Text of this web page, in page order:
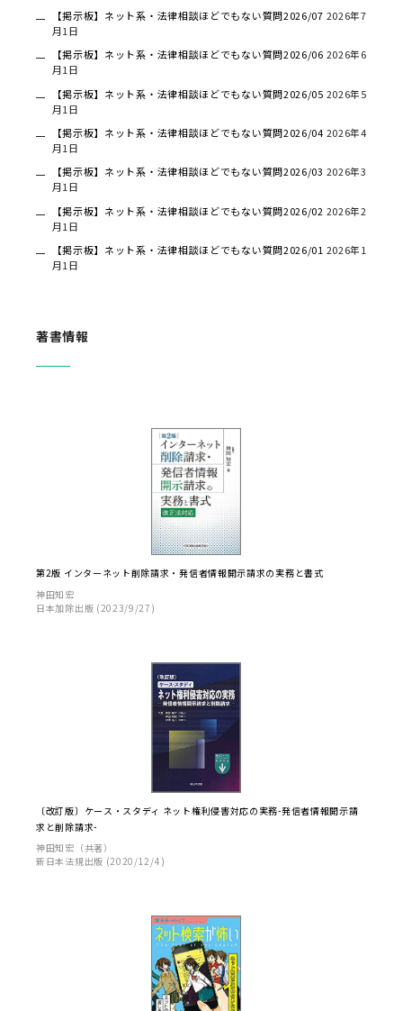
【掲示板】ネット系・法律相談ほどでもない質問2026/07 2026年7
月1日
【掲示板】ネット系・法律相談ほどでもない質問2026/06 2026年6
月1日
【掲示板】ネット系・法律相談ほどでもない質問2026/05 2026年5
月1日
【掲示板】ネット系・法律相談ほどでもない質問2026/04 2026年4
月1日
【掲示板】ネット系・法律相談ほどでもない質問2026/03 2026年3
月1日
【掲示板】ネット系・法律相談ほどでもない質問2026/02 2026年2
月1日
【掲示板】ネット系・法律相談ほどでもない質問2026/01 2026年1
月1日
著書情報
第2版 インターネット削除請求・発信者情報開示請求の実務と書式
神田知宏
日本加除出版 (2023/9/27)
〔改訂版〕ケース・スタディ ネット権利侵害対応の実務-発信者情報開示請
求と削除請求-
神田知宏（共著）
新日本法規出版 (2020/12/4)